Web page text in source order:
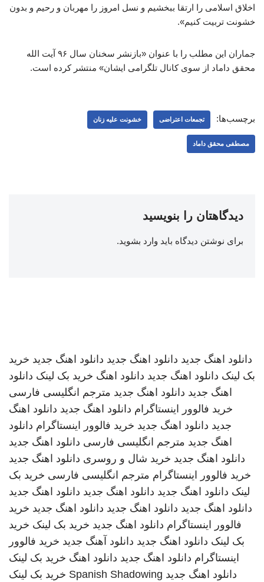
اخلاق اسلامی را ارتقا ببخشیم و نسل امروز را مهربان و رحیم و بدون
خشونت تربیت کنیم».
جماران این مطلب را با عنوان «بازنشر سخنان سال ۹۶ آیت الله
محقق داماد از سوی کانال تلگرامی ایشان» منتشر کرده است.
برچسب‌ها: تجمعات اعتراضی خشونت علیه زنان
مصطفی محقق داماد
دیدگاهتان را بنویسید
برای نوشتن دیدگاه باید وارد بشوید.
دانلود اهنگ جدید دانلود اهنگ جدید دانلود اهنگ جدید خرید
بک لینک دانلود اهنگ جدید دانلود اهنگ خرید بک لینک دانلود
اهنگ جدید دانلود اهنگ جدید مترجم انگلیسی فارسی
خرید فالوور اینستاگرام دانلود اهنگ جدید دانلود اهنگ
جدید دانلود اهنگ جدید خرید فالوور اینستاگرام دانلود
اهنگ جدید مترجم انگلیسی فارسی دانلود اهنگ جدید
دانلود اهنگ جدید خرید شال و روسری دانلود اهنگ جدید
خرید فالوور اینستاگرام مترجم انگلیسی فارسی خرید بک
لینک دانلود اهنگ جدید دانلود اهنگ جدید دانلود اهنگ جدید
دانلود اهنگ جدید دانلود اهنگ جدید دانلود اهنگ جدید خرید
فالوور اینستاگرام دانلود اهنگ جدید خرید بک لینک خرید
بک لینک دانلود اهنگ جدید دانلود آهنگ جدید خرید فالوور
اینستاگرام دانلود اهنگ جدید دانلود اهنگ خرید بک لینک
دانلود اهنگ جدید Spanish Shadowing خرید بک لینک